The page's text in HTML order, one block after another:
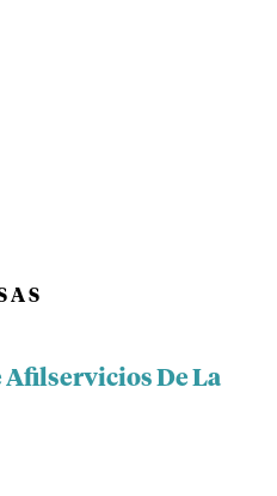
A S
Afilservicios De La